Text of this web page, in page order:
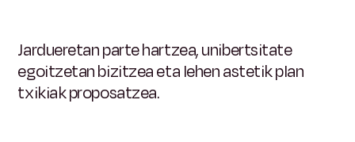
Jardueretan parte hartzea, unibertsitate
egoitzetan bizitzea eta lehen astetik plan
txikiak proposatzea.